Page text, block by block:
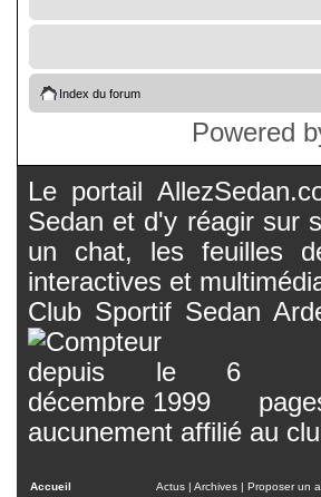
Index du forum
Powered
Le portail
Sedan et d'y réagir sur
un chat, les feuilles
interactives et
Club Sportif Sedan
aucunement affilié au
Accueil Actus | Archives | Proposer un